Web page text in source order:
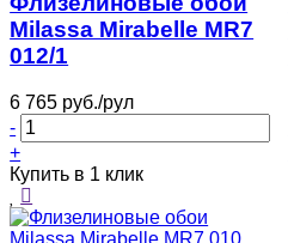
Milassa Mirabelle MR7
012/1
6 765 руб./рул
-
+
Купить в 1 клик